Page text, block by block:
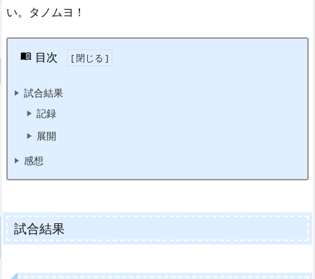
い。タノムヨ！
目次
試合結果
記録
展開
感想
試合結果